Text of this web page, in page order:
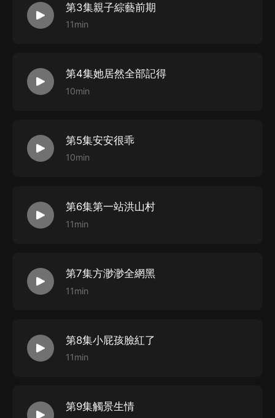
第3集親子綜藝前期
11min
第4集她居然全部記得
10min
第5集安安很乖
10min
第6集第一站洪山村
11min
第7集方渺渺全網黑
11min
第8集小屁孩臉紅了
11min
第9集觸景生情